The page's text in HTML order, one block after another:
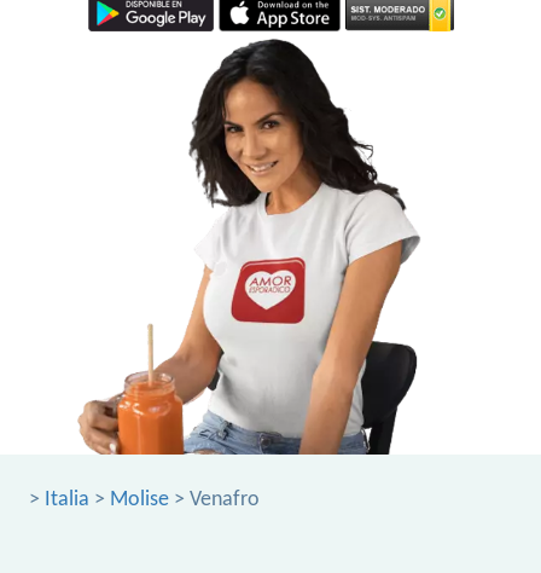
> Italia > Molise > Venafro